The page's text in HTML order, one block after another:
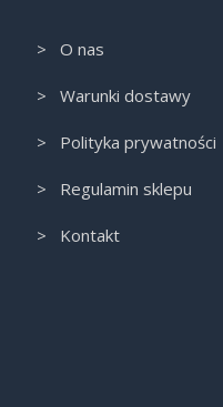
> O nas
> Warunki dostawy
> Polityka prywatności
> Regulamin sklepu
> Kontakt